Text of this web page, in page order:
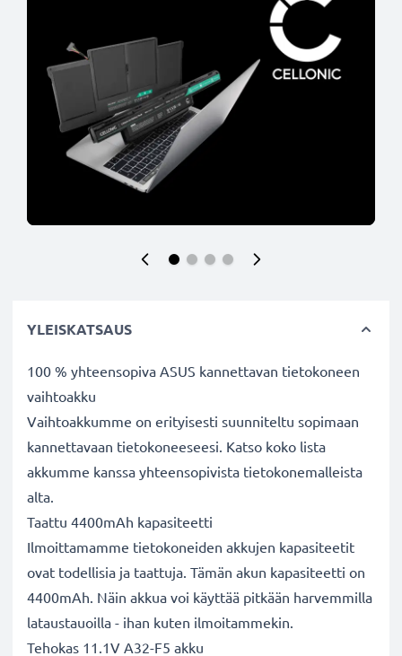
YLEISKATSAUS
100 % yhteensopiva ASUS kannettavan tietokoneen
vaihtoakku
Vaihtoakkumme on erityisesti suunniteltu sopimaan
kannettavaan tietokoneeseesi. Katso koko lista
akkumme kanssa yhteensopivista tietokonemalleista
alta.
Taattu 4400mAh kapasiteetti
Ilmoittamamme tietokoneiden akkujen kapasiteetit
ovat todellisia ja taattuja. Tämän akun kapasiteetti on
4400mAh. Näin akkua voi käyttää pitkään harvemmilla
lataustauoilla - ihan kuten ilmoitammekin.
Tehokas 11.1V A32-F5 akku